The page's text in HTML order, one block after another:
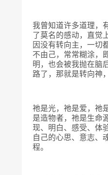
我曾知道许多道理，
了莫名的感动，直觉
因没有转向主，一切
不由己，常常糊涂，
明，也会被我抛在脑
路了，那就是转向神
祂是光，祂是爱，祂
是造物者，祂是生命
现、明白、感受、体
自己的心思、意志、
程。